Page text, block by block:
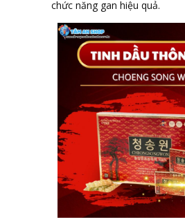
chức năng gan hiệu quả.